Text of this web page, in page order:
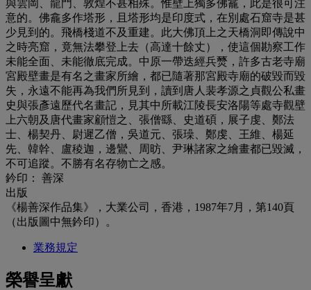
與雲岡、龍門、敦煌不甚相殊。惟壁上獨多佛龕，此是很可注
意的。佛龕多作塔形，且塔形均是印度式，在別處石窟寺是甚
少見到的。飛橋棧道不及重建。此大佛頂上之天橋洞即傳說中
之時亮窟，竟無法攀登上去（高達十餘丈），使這個勘察工作
未能全面、未能徹底完成。中原一帶迭經兵燹，許多古老寺廟
宮殿壁畫是有名之畫家所繪，都已隨著那宮殿寺廟的破毀而毀
失，永遠不能再為我們所見到，讀到唐人裴孝源之貞觀公私畫
史與張彥遠歷代名畫記，見其中所載江陵長安洛陽等處寺觀壁
上六朝及唐代畫家顧愷之、張僧繇、史道碩，展子虔、鄭法
士、楊契丹、尉遲乙僧，吳道元、張璪、鄭虔、王維、楊延
先、韓幹、盧稜迦，邊鸞、周昉、尹琳諸家之繪畫都已毀滅，
不可追蹤。不勝有名存物亡之感。
鈐印： 善深
出版
《楊善深作品集》，大業公司，香港，1987年7月，第140頁
（出版圖中無鈐印）。
業務規定
榮譽呈獻